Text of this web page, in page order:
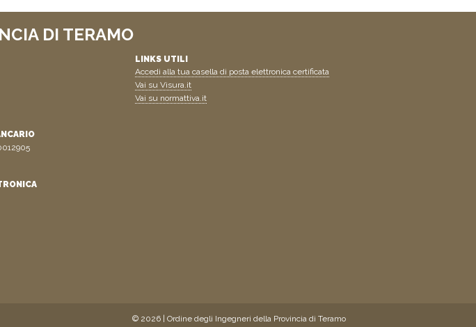
DI TERAMO
LINKS UTILI
Accedi alla tua casella di posta elettronica certificata
Vai su Visura.it
Vai su normattiva.it
© 2026 | Ordine degli Ingegneri della Provincia di Teramo